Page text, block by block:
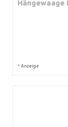
Hängewaage
* Anzeige